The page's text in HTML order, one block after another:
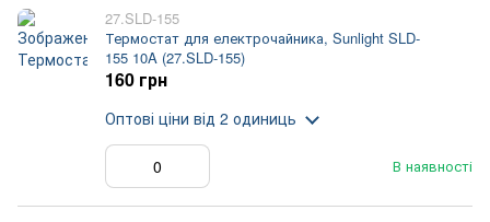
27.SLD-155
Термостат для електрочайника, Sunlight SLD-
155 10A (27.SLD-155)
В наявності
160 грн
Оптові ціни від 2 одиниць